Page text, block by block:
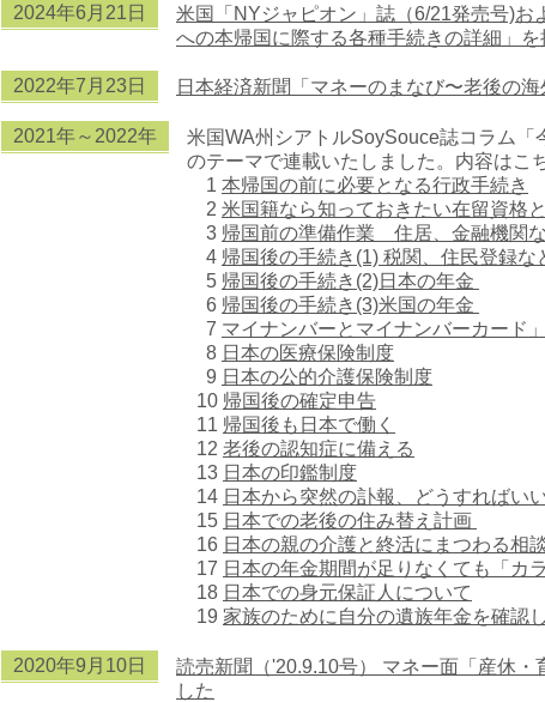
2024年6 月21日 米国「NYジャピオン」誌（6/21発売号)お
への本帰国に際する各種手続きの詳細 」
2022年7 月23日 日本経済新聞「マネーのまなび〜老後の
2021年～2022年
米国WA州シアトルSoySouce誌コラム
のテーマで連載いたしました。内容は
1 本帰国の前に必要となる行政手続き
2 米国籍なら知っておきたい在留資格
3 帰国前の準備作業 住居、金融機関
4 帰国後の手続き(1) 税関、住民登録な
5 帰国後の手続き(2)日本の年金
6 帰国後の手続き(3)米国の年金
7 マイナンバーとマイナンバーカード」
8 日本の医療保険制度
9 日本の公的介護保険制度
10 帰国後の確定申告
11 帰国後も日本で働く
12 老後の認知症に備える
13 日本の印鑑制度
14 日本から突然の訃報、どうすればい
15 日本での老後の住み替え計画
16 日本の親の介護と終活にまつわる相
17 日本の年金期間が足りなくても「カ
18 日本での身元保証人について
19 家族のために自分の遺族年金を確認
2020年9 月10日
読売新聞（'20.9.10号） マネー面「産休・
した